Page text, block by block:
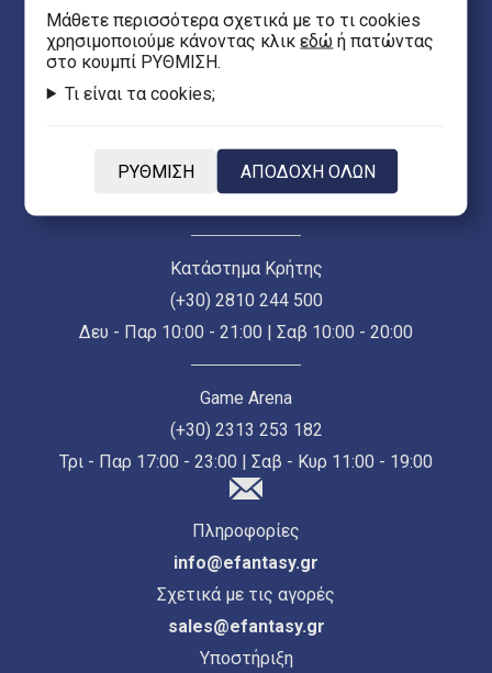
Ιασωνίδου 8, Κέντρο
Θεσσαλονίκη 54635
(+30) 2313 021 171
Κατάστημα Κρήτης
(+30) 2810 244 500
Δευ - Παρ 10:00 - 21:00 | Σαβ 10:00 - 20:00
Game Arena
(+30) 2313 253 182
Τρι - Παρ 17:00 - 23:00 | Σαβ - Κυρ 11:00 - 19:00
Πληροφορίες
info@efantasy.gr
Σχετικά με τις αγορές
sales@efantasy.gr
Υποστήριξη
Mάθετε περισσότερα σχετικά με το τι cookies
χρησιμοποιούμε κάνοντας κλικεδώ ή πατώντας
στο κουμπί ΡΥΘΜΙΣΗ.
Τι είναι τα cookies;
ΡΥΘΜΙΣΗ ΑΠΟΔΟΧΗ ΟΛΩΝ